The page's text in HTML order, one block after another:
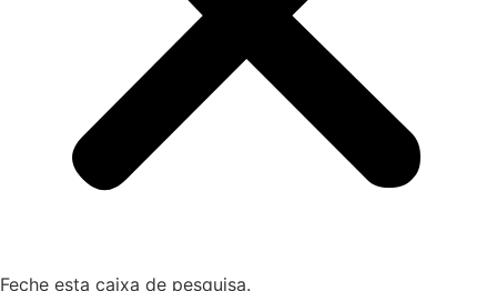
Feche esta caixa de pesquisa.